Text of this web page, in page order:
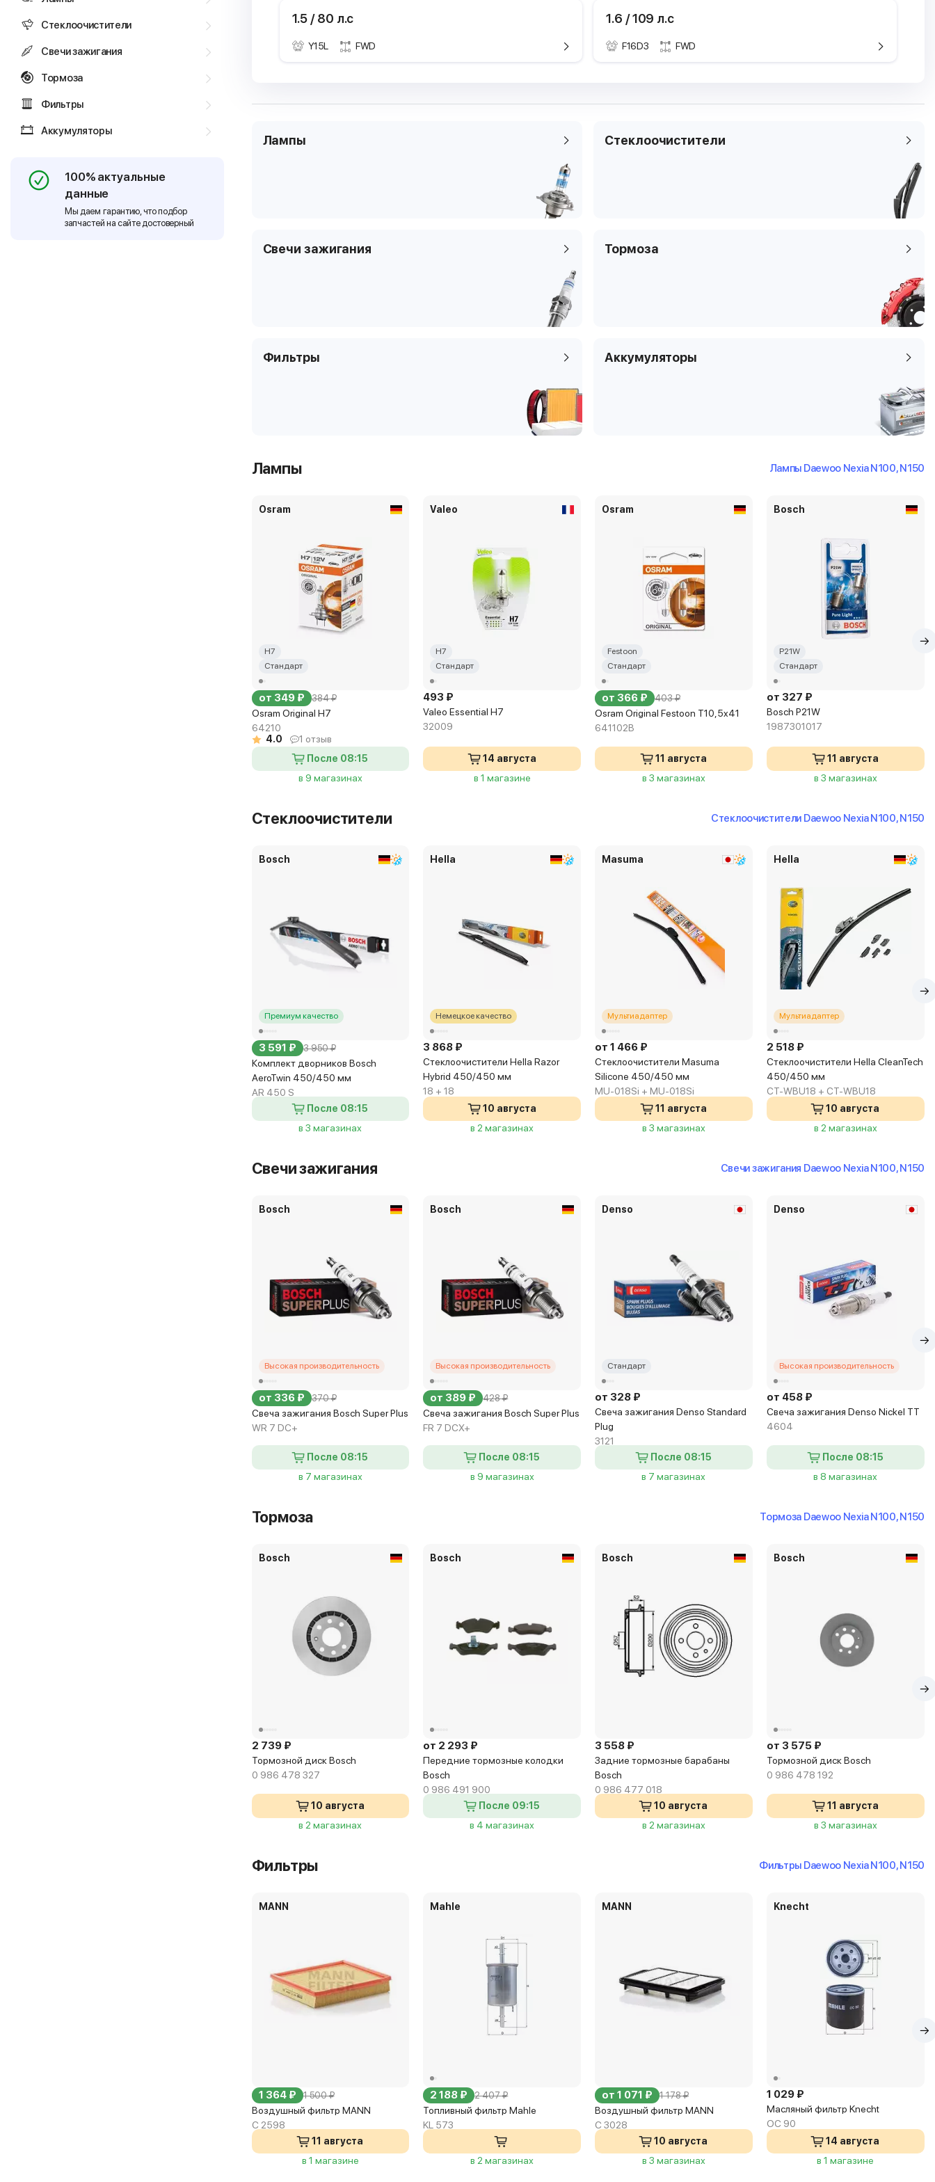
Стеклоочистители
Свечи зажигания
Тормоза
Фильтры
Аккумуляторы
100% актуальные
данные
Мы даем гарантию, что подбор
запчастей на сайте достоверный
1.5 / 80 л.с
Y15L FWD
Технические характеристики
Годы выпуска
2008.07 -
Рабочий объем
двигателя
Тип платформы
Код кузова
1.6 / 109 л.с
F16D3 FWD
Технические характеристики
2008.07 -
Лампы Стеклоочистители
Свечи зажигания Тормоза
Фильтры Аккумуляторы
Лампы Лампы Daewoo Nexia N100, N150
Osram
H7
Стандарт
от 349 ₽ 384 ₽
Osram Original H7
64210
4.0
1 отзыв
После 08:15
в 9 магазинах
Valeo
H7
Стандарт
493 ₽
Valeo Essential H7
32009
14 августа
в 1 магазине
Osram
Festoon
Стандарт
от 366 ₽ 403 ₽
Osram Original Festoon T10,5x41
641102B
11 августа
в 3 магазинах
Bosch
P21W
Стандарт
от 327 ₽
Bosch P21W
1987301017
11 августа
в 3 магазинах
Стеклоочистители Стеклоочистители Daewoo Nexia N100, N150
Bosch
Премиум качество
3 591 ₽ 3 950 ₽
Комплект дворников Bosch
AeroTwin 450/450 мм
AR 450 S
После 08:15
в 3 магазинах
Hella
Немецкое качество
3 868 ₽
Стеклоочистители Hella Razor
Hybrid 450/450 мм
18 + 18
10 августа
в 2 магазинах
Masuma
Мультиадаптер
от 1 466 ₽
Стеклоочистители Masuma
Silicone 450/450 мм
MU-018Si + MU-018Si
11 августа
в 3 магазинах
Hella
Мультиадаптер
2 518 ₽
Стеклоочистители Hella CleanTech
450/450 мм
CT-WBU18 + CT-WBU18
10 августа
в 2 магазинах
Свечи зажигания Свечи зажигания Daewoo Nexia N100, N150
Bosch
Высокая производительность
от 336 ₽ 370 ₽
Свеча зажигания Bosch Super Plus
WR 7 DC+
После 08:15
в 7 магазинах
Bosch
Высокая производительность
от 389 ₽ 428 ₽
Свеча зажигания Bosch Super Plus
FR 7 DCX+
После 08:15
в 9 магазинах
Denso
Стандарт
от 328 ₽
Свеча зажигания Denso Standard
Plug
3121
После 08:15
в 7 магазинах
Denso
Высокая производительность
от 458 ₽
Свеча зажигания Denso Nickel TT
4604
После 08:15
в 8 магазинах
Тормоза Тормоза Daewoo Nexia N100, N150
Bosch
2 739 ₽
Тормозной диск Bosch
0 986 478 327
10 августа
в 2 магазинах
Bosch
от 2 293 ₽
Передние тормозные колодки
Bosch
0 986 491 900
После 09:15
в 4 магазинах
Bosch
3 558 ₽
Задние тормозные барабаны
Bosch
0 986 477 018
10 августа
в 2 магазинах
Bosch
от 3 575 ₽
Тормозной диск Bosch
0 986 478 192
11 августа
в 3 магазинах
Фильтры Фильтры Daewoo Nexia N100, N150
MANN
1 364 ₽ 1 500 ₽
Воздушный фильтр MANN
C 2598
11 августа
в 1 магазине
Mahle
2 188 ₽ 2 407 ₽
Топливный фильтр Mahle
KL 573
в 2 магазинах
MANN
от 1 071 ₽ 1 178 ₽
Воздушный фильтр MANN
C 3028
10 августа
в 3 магазинах
Knecht
1 029 ₽
Масляный фильтр Knecht
OC 90
14 августа
в 1 магазине